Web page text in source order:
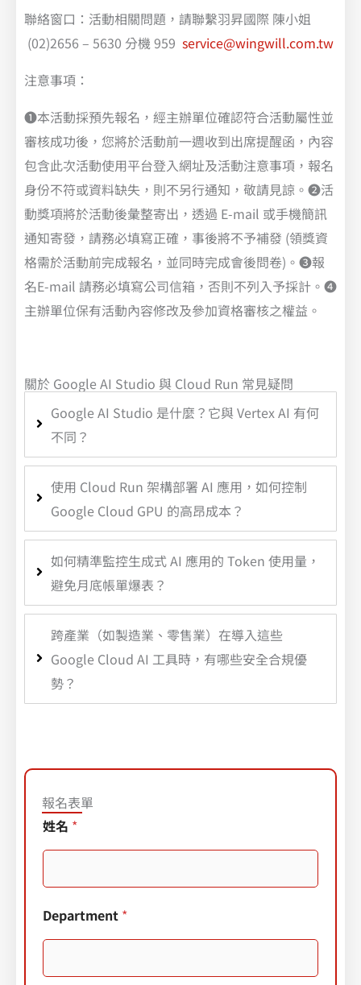
聯絡窗口：活動相關問題，請聯繫羽昇國際 陳小姐
(02)2656 – 5630 分機 959 service@wingwill.com.tw
注意事項：
❶本活動採預先報名，經主辦單位確認符合活動屬性並
審核成功後，您將於活動前一週收到出席提醒函，內容
包含此次活動使用平台登入網址及活動注意事項，報名
身份不符或資料缺失，則不另行通知，敬請見諒。❷活
動獎項將於活動後彙整寄出，透過 E-mail 或手機簡訊
通知寄發，請務必填寫正確，事後將不予補發 (領獎資
格需於活動前完成報名，並同時完成會後問卷)。❸報
名E-mail 請務必填寫公司信箱，否則不列入予採計。❹
主辦單位保有活動內容修改及參加資格審核之權益。
關於 Google AI Studio 與 Cloud Run 常見疑問
Google AI Studio 是什麼？它與 Vertex AI 有何
不同？
使用 Cloud Run 架構部署 AI 應用，如何控制
Google Cloud GPU 的高昂成本？
如何精準監控生成式 AI 應用的 Token 使用量，
避免月底帳單爆表？
跨產業（如製造業、零售業）在導入這些
Google Cloud AI 工具時，有哪些安全合規優
勢？
報名表單
姓名 *
Department *